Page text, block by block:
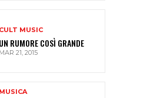
CULT MUSIC
UN RUMORE COSÌ GRANDE
MAR 21, 2015
MUSICA